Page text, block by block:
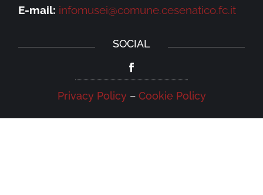
E-mail: infomusei@comune.cesenatico.fc.it
SOCIAL
Privacy Policy– Cookie Policy